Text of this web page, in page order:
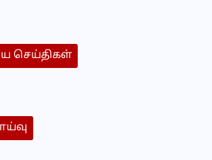
செய்திகள்